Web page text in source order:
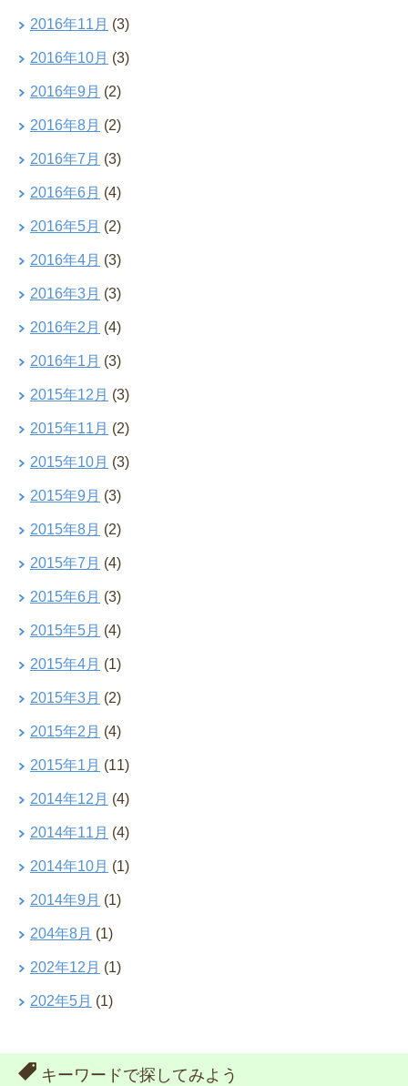
2016年11月 (3)
2016年10月 (3)
2016年9月 (2)
2016年8月 (2)
2016年7月 (3)
2016年6月 (4)
2016年5月 (2)
2016年4月 (3)
2016年3月 (3)
2016年2月 (4)
2016年1月 (3)
2015年12月 (3)
2015年11月 (2)
2015年10月 (3)
2015年9月 (3)
2015年8月 (2)
2015年7月 (4)
2015年6月 (3)
2015年5月 (4)
2015年4月 (1)
2015年3月 (2)
2015年2月 (4)
2015年1月 (11)
2014年12月 (4)
2014年11月 (4)
2014年10月 (1)
2014年9月 (1)
204年8月 (1)
202年12月 (1)
202年5月 (1)
キーワードで探してみよう